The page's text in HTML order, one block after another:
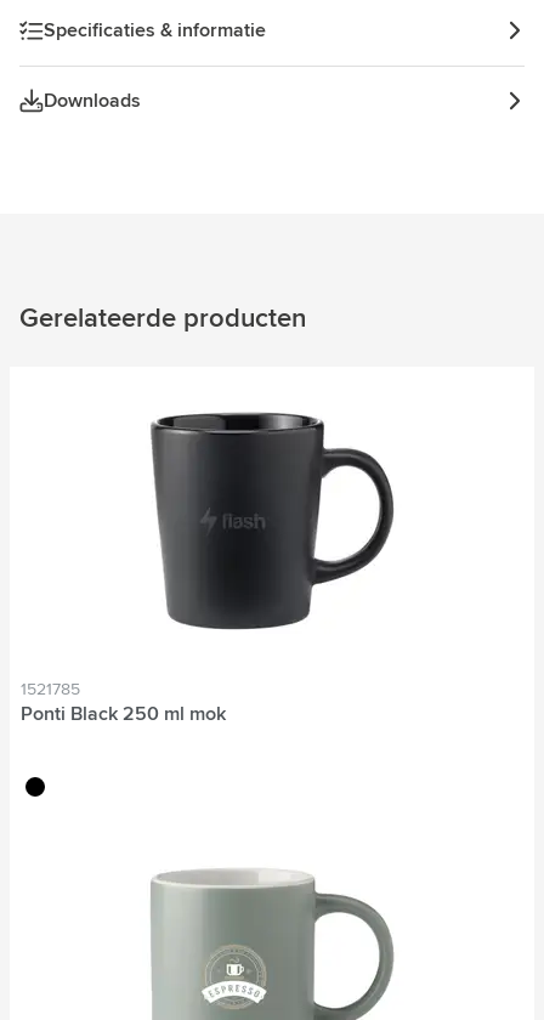
Specificaties & informatie
Downloads
Gerelateerde producten
1521785
Ponti Black 250 ml mok
noir